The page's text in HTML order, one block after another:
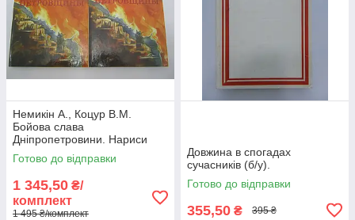
Немикін А., Коцур В.М.
Бойова слава
Дніпропетровини. Нариси
про Героях Радянського
Союзу (б/у).
Готово до відправки
1 345,50 ₴/
комплект
1 495 ₴/комплект
Довжина в спогадах
сучасників (б/у).
Готово до відправки
355,50 ₴ 395 ₴